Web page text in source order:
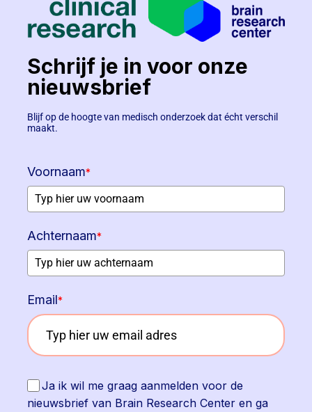
Schrijf je in voor onze
nieuwsbrief
Blijf op de hoogte van medisch onderzoek dat écht verschil
maakt.
Voornaam*
Achternaam*
Email*
Ja ik wil me graag aanmelden voor de
nieuwsbrief van Brain Research Center en ga